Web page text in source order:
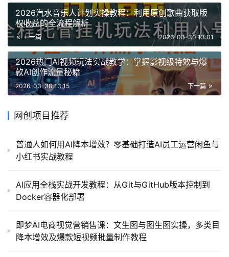
2026汽水音乐人计划实操教程：利用原创歌曲获取版
权收益的全流程解析
上一篇 2026-03-30 13:01
2026热门AI视频玩法实战教学：掌握影视级特效与爆
款AI创作流量秘籍
下一篇
2026-03-30 13:15
网创项目推荐
普通人如何用AI降本增效？零基础打造AI员工运营闲鱼与
小红书实战教程
AI应用全栈实战开发教程：从Git与GitHub版本控制到
Docker容器化部署
即梦AI电商视觉营销售课：文生图与图生图实操，多类目
降本增效及爆款短视频批量制作教程